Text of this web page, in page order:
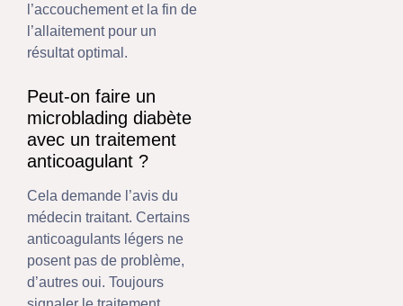
l’accouchement et la fin de
l’allaitement pour un
résultat optimal.
Peut-on faire un
microblading diabète
avec un traitement
anticoagulant ?
Cela demande l’avis du
médecin traitant. Certains
anticoagulants légers ne
posent pas de problème,
d’autres oui. Toujours